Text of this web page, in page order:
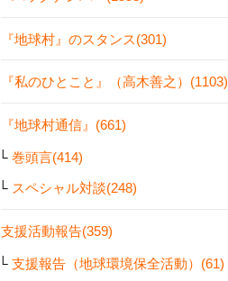
『地球村』のスタンス(301)
『私のひとこと』（高木善之）(1103)
『地球村通信』(661)
巻頭言(414)
スペシャル対談(248)
支援活動報告(359)
支援報告（地球環境保全活動）(61)